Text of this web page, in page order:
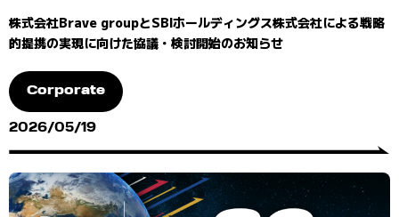
株式会社Brave groupとSBIホールディングス株式会社による戦略
的提携の実現に向けた協議・検討開始のお知らせ
Corporate
2026/05/19